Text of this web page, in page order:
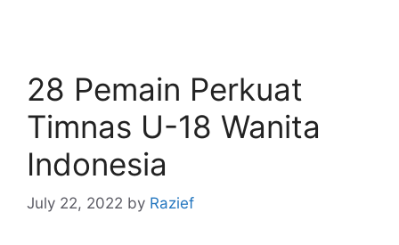
28 Pemain Perkuat
Timnas U-18 Wanita
Indonesia
July 22, 2022 by Razief